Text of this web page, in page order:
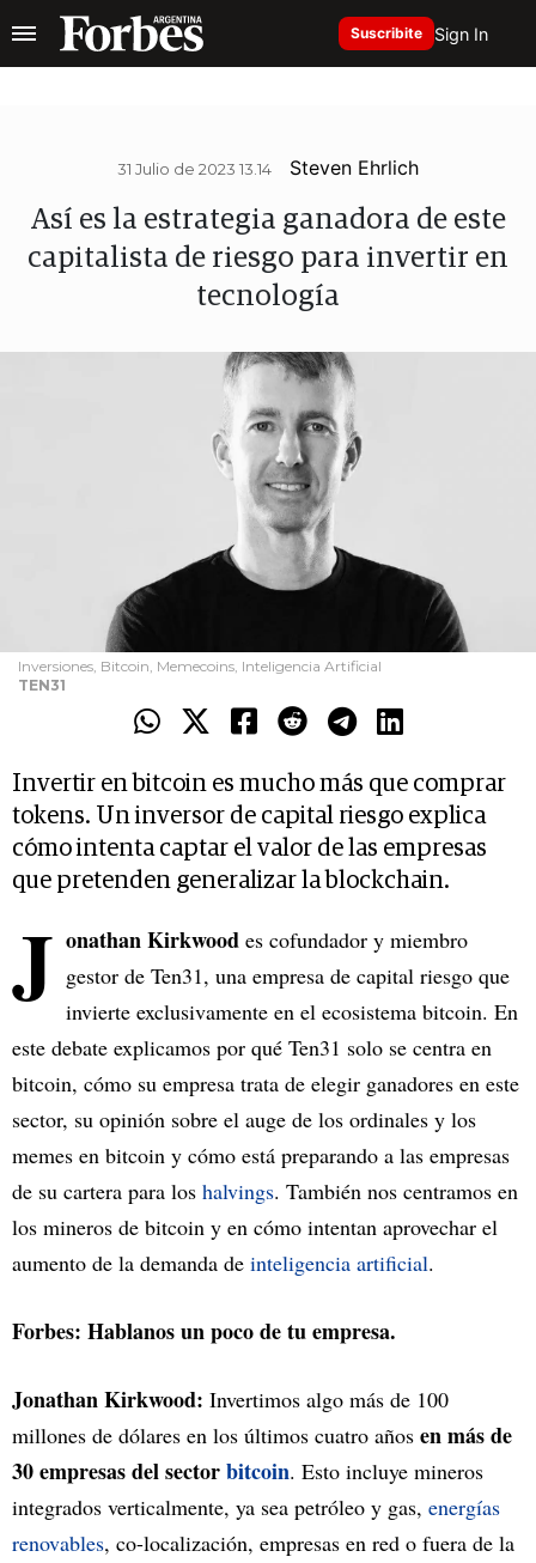
Suscribite Sign In
31 Julio de 2023 13.14 Steven Ehrlich
Así es la estrategia ganadora de este
capitalista de riesgo para invertir en
tecnología
Inversiones, Bitcoin, Memecoins, Inteligencia Artificial
TEN31
Invertir en bitcoin es mucho más que comprar
tokens. Un inversor de capital riesgo explica
cómo intenta captar el valor de las empresas
que pretenden generalizar la blockchain.
J onathan Kirkwood es cofundador y miembro
gestor de Ten31, una empresa de capital riesgo que
invierte exclusivamente en el ecosistema bitcoin. En
este debate explicamos por qué Ten31 solo se centra en
bitcoin, cómo su empresa trata de elegir ganadores en este
sector, su opinión sobre el auge de los ordinales y los
memes en bitcoin y cómo está preparando a las empresas
de su cartera para los halvings. También nos centramos en
los mineros de bitcoin y en cómo intentan aprovechar el
aumento de la demanda de inteligencia artificial.
Forbes: Hablanos un poco de tu empresa.
Jonathan Kirkwood: Invertimos algo más de 100
millones de dólares en los últimos cuatro años en más de
30 empresas del sectorbitcoin. Esto incluye mineros
integrados verticalmente, ya sea petróleo y gas, energías
renovables, co-localización, empresas en red o fuera de la